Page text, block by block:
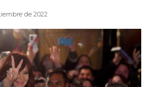
de 2022